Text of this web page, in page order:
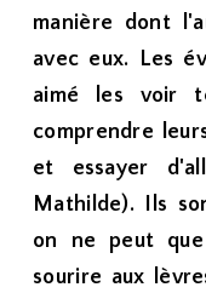
manière dont
avec eux. Les
aimé les voir
comprendre
et essayer
Mathilde). Ils
on ne peut
sourire aux